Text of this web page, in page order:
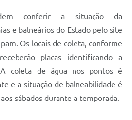
conferir a situação da
e balneários do Estado pelo site
Os locais de coleta, conforme
placas identificando a
coleta de água nos pontos é
e a situação de balneabilidade é
sábados durante a temporada.